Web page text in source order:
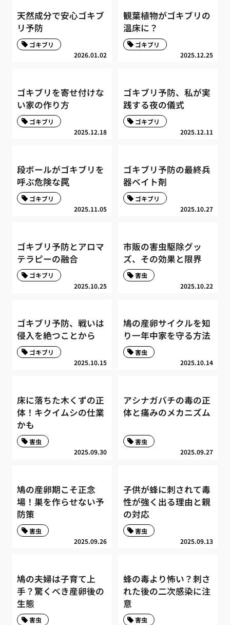
天然成分で安心ゴキブ
リ予防
2026.01.02
ゴキブリ
観葉植物がゴキブリの
温床に？
2025.12.25
ゴキブリ
ゴキブリを寄せ付けな
い家の作り方
2025.12.18
ゴキブリ
ゴキブリ予防、私が実
践する夜の儀式
2025.12.11
ゴキブリ
段ボールがゴキブリを
呼ぶ危険な罠
2025.11.05
ゴキブリ
ゴキブリ予防の最終兵
器ベイト剤
2025.10.27
ゴキブリ
ゴキブリ予防とアロマ
テラピーの融合
2025.10.25
ゴキブリ
市販の害虫駆除グッ
ズ、その効果と限界
2025.10.22
害虫
ゴキブリ予防、戦いは
侵入を絶つことから
2025.10.15
ゴキブリ
鳩の産卵サイクルを知
り一年中家を守る方法
2025.10.14
害虫
床に落ちた木くずの正
体！キクイムシの仕業
かも
2025.09.30
害虫
アシナガバチの毒の正
体と痛みのメカニズム
2025.09.27
害虫
鳩の産卵期こそ正念
場！巣を作らせない予
防策
2025.09.26
害虫
子供が蜂に刺されて毒
性が強く出る理由と親
の対応
2025.09.13
害虫
鳩の夫婦は子育て上
手？驚くべき産卵後の
生態
害虫
蜂の毒より怖い？刺さ
れた後の二次感染に注
意
害虫